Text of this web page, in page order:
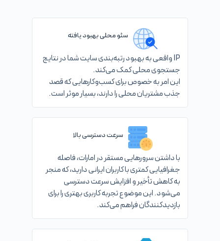
سئو محلی بهبود یافته
IP واقعی به بهبود رتبه‌بندی سایت شما در نتایج
جستجوی محلی کمک می‌کند.
این امر به خصوص برای کسب‌وکارهایی که قصد
جذب مشتریان محلی را دارند، بسیار موثر است.
سرعت دسترسی بالا
با داشتن سرورهایی مستقر در امارات، فاصله
جغرافیایی کمتری با کاربران ایرانی دارید، که منجر
به کاهش تأخیر و افزایش سرعت دسترسی
می‌شود. این موضوع تجربه کاربری بهتری را برای
بازدیدکنندگان فراهم می‌کند.